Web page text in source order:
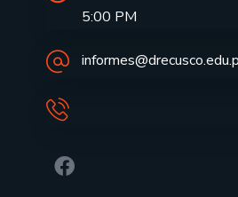
5:00 PM